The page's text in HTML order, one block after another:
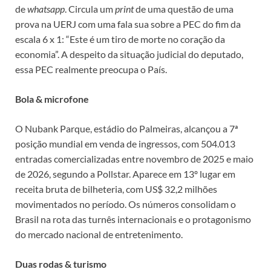
dewhatsapp. Circula umprintde uma questão de uma
prova na UERJ com uma fala sua sobre a PEC do fim da
escala 6 x 1: “Este é um tiro de morte no coração da
economia”. A despeito da situação judicial do deputado,
essa PEC realmente preocupa o País.
Bola & microfone
O Nubank Parque, estádio do Palmeiras, alcançou a 7ª
posição mundial em venda de ingressos, com 504.013
entradas comercializadas entre novembro de 2025 e maio
de 2026, segundo a Pollstar. Aparece em 13º lugar em
receita bruta de bilheteria, com US$ 32,2 milhões
movimentados no período. Os números consolidam o
Brasil na rota das turnês internacionais e o protagonismo
do mercado nacional de entretenimento.
Duas rodas & turismo